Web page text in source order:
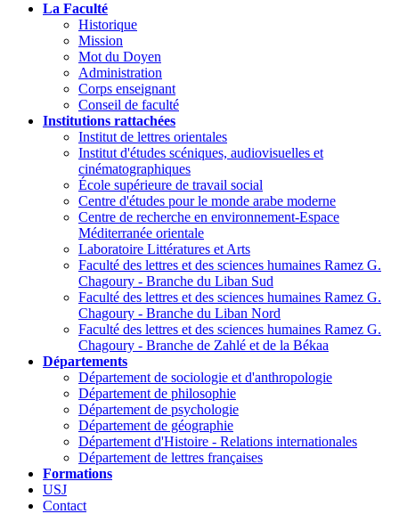
La Faculté
Historique
Mission
Mot du Doyen
Administration
Corps enseignant
Conseil de faculté
Institutions rattachées
Institut de lettres orientales
Institut d'études scéniques, audiovisuelles et
cinématographiques
École supérieure de travail social
Centre d'études pour le monde arabe moderne
Centre de recherche en environnement-Espace
Méditerranée orientale
Laboratoire Littératures et Arts
Faculté des lettres et des sciences humaines Ramez G.
Chagoury - Branche du Liban Sud
Faculté des lettres et des sciences humaines Ramez G.
Chagoury - Branche du Liban Nord
Faculté des lettres et des sciences humaines Ramez G.
Chagoury - Branche de Zahlé et de la Békaa
Départements
Département de sociologie et d'anthropologie
Département de philosophie
Département de psychologie
Département de géographie
Département d'Histoire - Relations internationales
Département de lettres françaises
Formations
USJ
Contact